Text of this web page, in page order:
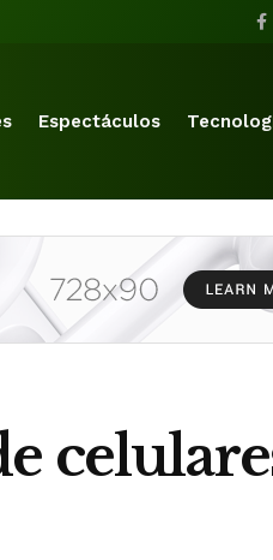
Espectáculos